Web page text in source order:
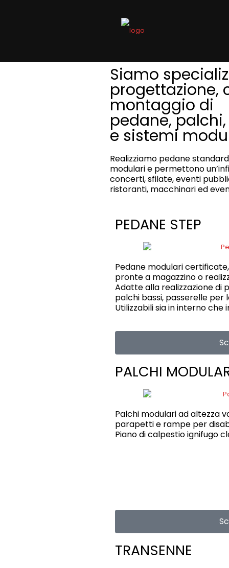
Siamo
progettazione,
montaggio di
pedane,
e sistemi
Realizziamo pedane
modulari e permettono
concerti, sfilate, eventi
ristoranti, macchinari ed
PEDANE STEP
Pedane modulari
pronte a magazzino o
Adatte alla realizzazione di
palchi bassi, passerelle per
Utilizzabili sia in interno che
PALCHI
Palchi modulari ad altezza
parapetti e rampe per
Piano di calpestio ignifugo
TRANSENNE